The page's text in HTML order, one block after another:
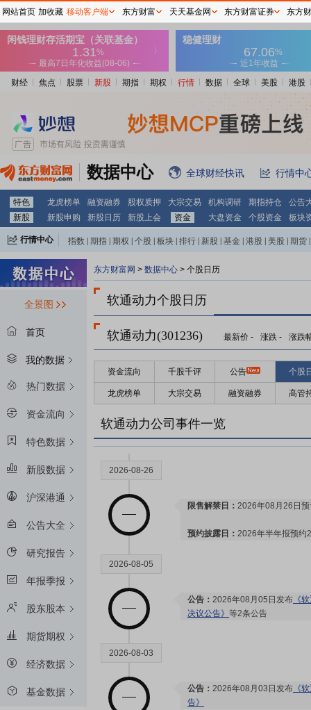
财经 焦点 股票 新股 期指 期权 行情 数据 全球 美股 港股
数据中心 全球财经快讯 行情中
特色 龙虎榜单 融资融券 股权质押 大宗交易 机构调研 期指持仓
公告
新股
新股申购 新股日历 新股上会 资金 大盘资金 个股资金 板块
行情中心 指数 期指 期权 个股 板块 排行 新股 基金 港股 美股 期货
全景图
首页
我的数据
热门数据
资金流向
特色数据
新股数据
沪深港通
公告大全
研究报告
年报季报
股东股本
期货期权
经济数据
基金数据
东方财富网 > 数据中心 > 个股日历
软通动力个股日历
软通动力(301236) 最新价 - 涨跌 - 涨跌
资金流向 千股千评 公告 个股
龙虎榜单 大宗交易 融资融券 高管
软通动力公司事件一览
2026-08-26
限售解禁日： 2026年08月26日
预约披露日： 2026年半年报预约
2026-08-05
公告： 2026年08月05日发布 《
决议公告》 等2条公告
2026-08-03
公告： 2026年08月03日发布 《
告》
网站首页 加收藏 移动客户端 东方财富 天天基金网 东方财富证券 东方